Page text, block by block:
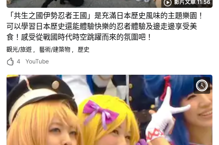
影片文章 11:56
「共生之國伊勢忍者王國」是充滿日本歷史風味的主題樂園！
可以學習日本歷史還能體驗快樂的忍者體驗及邊走邊享受美
食！感受從戰國時代時空跳躍而來的氛圍吧！
觀光/旅遊 藝術/建築物
歷史
4
YouTube